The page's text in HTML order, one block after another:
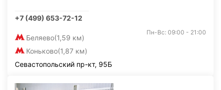
+7 (499) 653-72-12
Беляево(1,59 км)
Коньково(1,87 км)
Пн-Вс: 09:00 - 21:00
Севастопольский пр-кт, 95Б